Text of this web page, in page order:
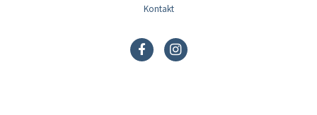
Kontakt